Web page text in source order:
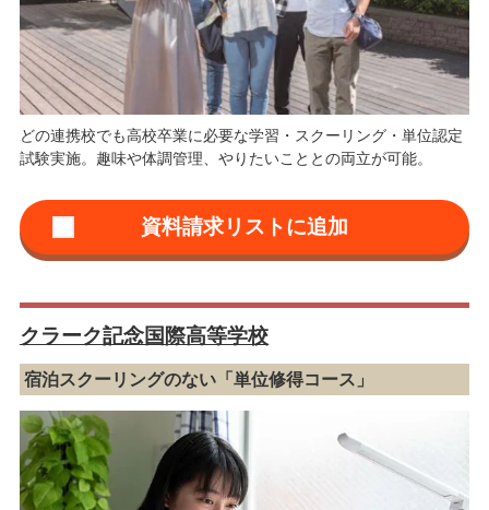
どの連携校でも高校卒業に必要な学習・スクーリング・単位認定
試験実施。趣味や体調管理、やりたいこととの両立が可能。
クラーク記念国際高等学校
宿泊スクーリングのない「単位修得コース」